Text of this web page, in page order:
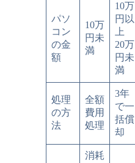
パソ
コン
の金
額
10万
円未
満
10万
円以
上
20万
円未
満
処理
の方
法
全額
費用
処理
3年
で一
括償
却
消耗